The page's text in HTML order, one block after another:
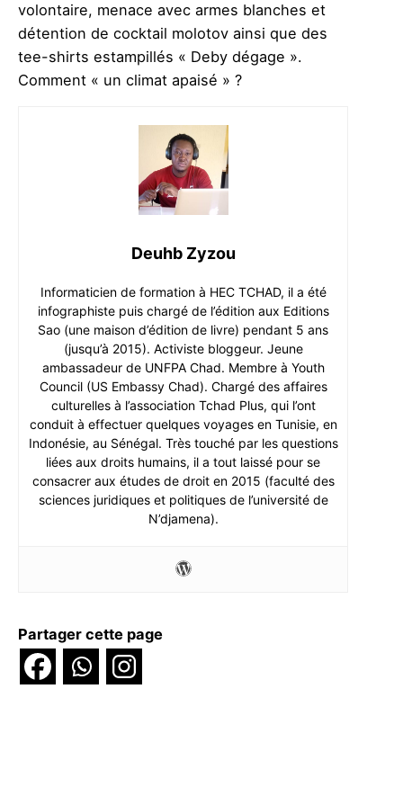
volontaire, menace avec armes blanches et
détention de cocktail molotov ainsi que des
tee-shirts estampillés « Deby dégage ».
Comment « un climat apaisé » ?
Deuhb Zyzou
Informaticien de formation à HEC TCHAD, il a été
infographiste puis chargé de l’édition aux Editions
Sao (une maison d’édition de livre) pendant 5 ans
(jusqu’à 2015). Activiste bloggeur. Jeune
ambassadeur de UNFPA Chad. Membre à Youth
Council (US Embassy Chad). Chargé des affaires
culturelles à l’association Tchad Plus, qui l’ont
conduit à effectuer quelques voyages en Tunisie, en
Indonésie, au Sénégal. Très touché par les questions
liées aux droits humains, il a tout laissé pour se
consacrer aux études de droit en 2015 (faculté des
sciences juridiques et politiques de l’université de
N’djamena).
Partager cette page